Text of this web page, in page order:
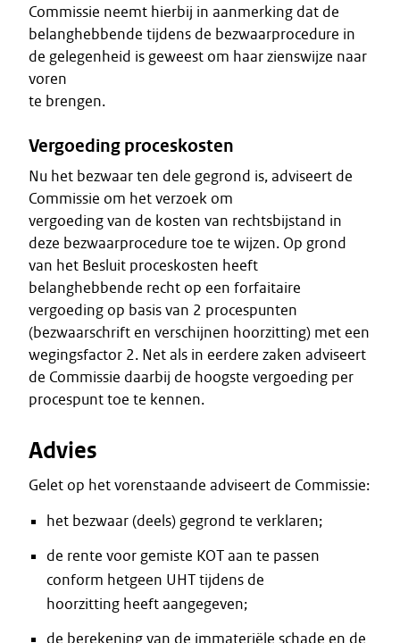
Commissie neemt hierbij in aanmerking dat de
belanghebbende tijdens de bezwaarprocedure in
de gelegenheid is geweest om haar zienswijze naar
voren
te brengen.
Vergoeding proceskosten
Nu het bezwaar ten dele gegrond is, adviseert de
Commissie om het verzoek om
vergoeding van de kosten van rechtsbijstand in
deze bezwaarprocedure toe te wijzen. Op grond
van het Besluit proceskosten heeft
belanghebbende recht op een forfaitaire
vergoeding op basis van 2 procespunten
(bezwaarschrift en verschijnen hoorzitting) met een
wegingsfactor 2. Net als in eerdere zaken adviseert
de Commissie daarbij de hoogste vergoeding per
procespunt toe te kennen.
Advies
Gelet op het vorenstaande adviseert de Commissie:
het bezwaar (deels) gegrond te verklaren;
de rente voor gemiste KOT aan te passen
conform hetgeen UHT tijdens de
hoorzitting heeft aangegeven;
de berekening van de immateriële schade en de